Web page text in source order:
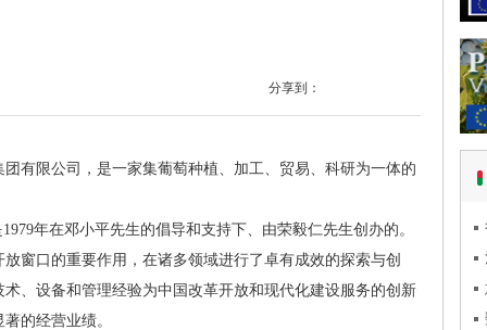
分享到：
限公司，是一家集葡萄种植、加工、贸易、科研为一体的
年在邓小平先生的倡导和支持下、由荣毅仁先生创办的。
窗口的重要作用，在诸多领域进行了卓有成效的探索与创
、设备和管理经验为中国改革开放和现代化建设服务的创新
的经营业绩。